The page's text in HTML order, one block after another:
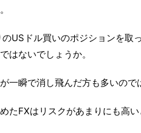
USドル買いのポジションを取
はないでしょうか。
一瞬で消し飛んだ方も多いので
たFXはリスクがあまりにも高い